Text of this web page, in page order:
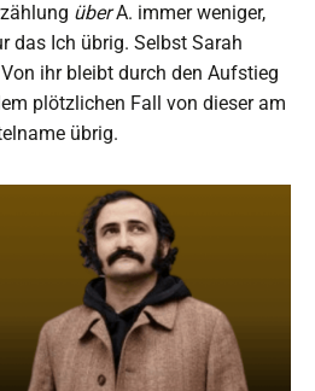
überA. immer weniger,
das Ich übrig. Selbst Sarah
ihr bleibt durch den Aufstieg
plötzlichen Fall von dieser am
übrig.